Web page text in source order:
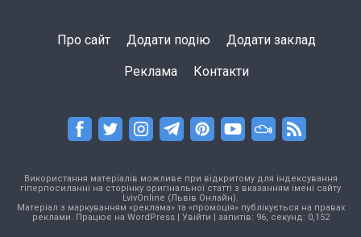
Про сайт Додати подію Додати заклад
Реклама Контакти
Використання матеріалів можливе при відкритому для індексування
гіперпосиланні на сторінку оригінальної статті з вказанням імені сайту
LvivOnline (Львів Онлайн).
Матеріал з маркуванням «реклама» та «промоція» публікується на правах
реклами. Працює на WordPress| Увійти | запитів: 96, секунд: 0,152